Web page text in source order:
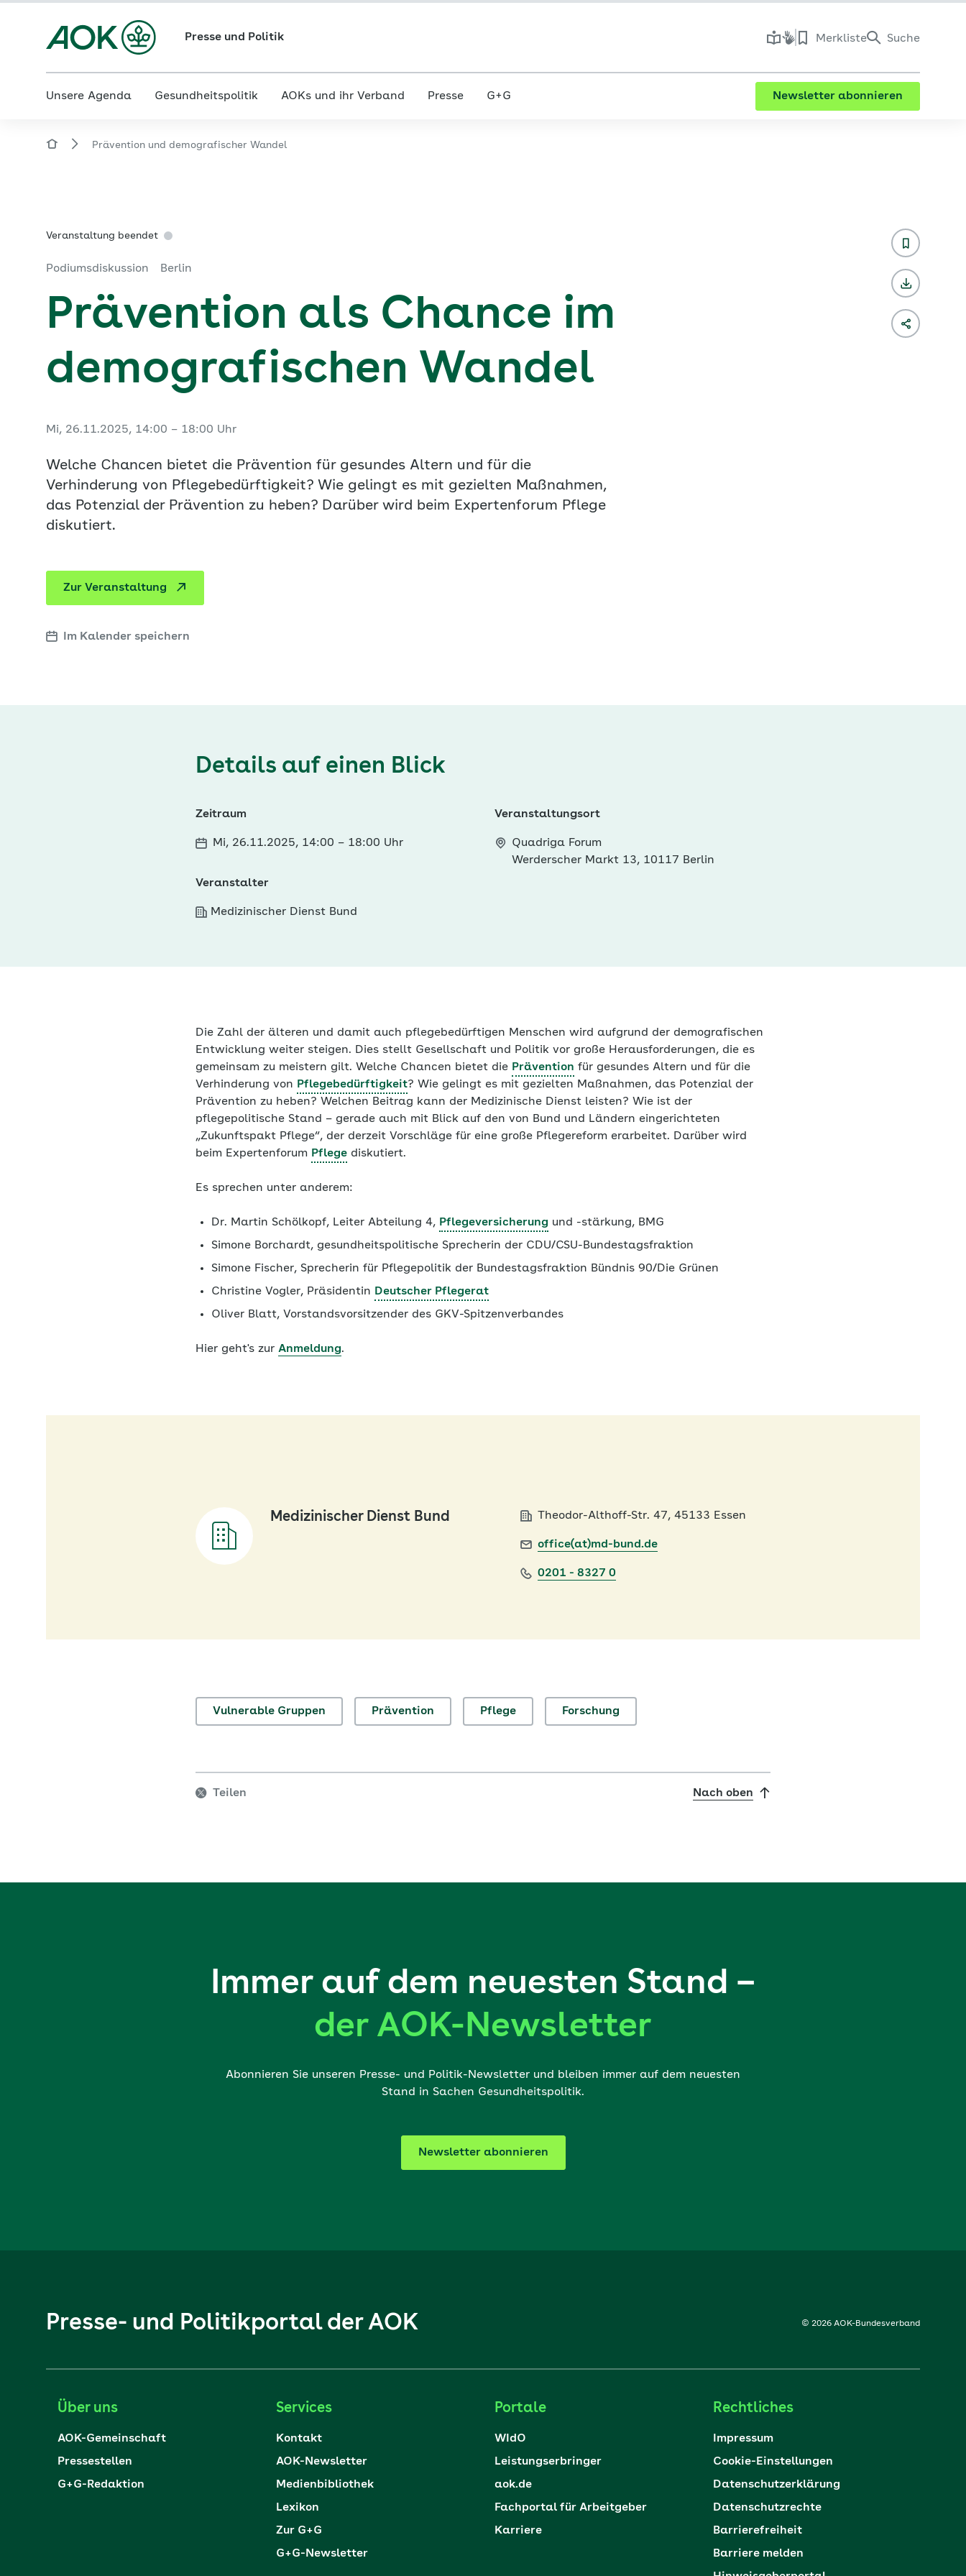
Presse und Politik Merkliste Suche
Unsere Agenda Gesundheitspolitik AOKs und ihr Verband Presse G+G Newsletter abonnieren
Prävention und demografischer Wandel
Veranstaltung beendet
Podiumsdiskussion Berlin
Prävention als Chance im
demografischen Wandel
Mi, 26.11.2025, 14:00 – 18:00 Uhr
Welche Chancen bietet die Prävention für gesundes Altern und für die
Verhinderung von Pflegebedürftigkeit? Wie gelingt es mit gezielten Maßnahmen,
das Potenzial der Prävention zu heben? Darüber wird beim Expertenforum Pflege
diskutiert.
Zur Veranstaltung
Im Kalender speichern
Details auf einen Blick
Zeitraum
Mi, 26.11.2025, 14:00 – 18:00 Uhr
Veranstalter
Medizinischer Dienst Bund
Veranstaltungsort
Quadriga Forum
Werderscher Markt 13, 10117 Berlin
Die Zahl der älteren und damit auch pflegebedürftigen Menschen wird aufgrund der demografischen
Entwicklung weiter steigen. Dies stellt Gesellschaft und Politik vor große Herausforderungen, die es
gemeinsam zu meistern gilt. Welche Chancen bietet die Prävention für gesundes Altern und für die
Verhinderung von Pflegebedürftigkeit? Wie gelingt es mit gezielten Maßnahmen, das Potenzial der
Prävention zu heben? Welchen Beitrag kann der Medizinische Dienst leisten? Wie ist der
pflegepolitische Stand – gerade auch mit Blick auf den von Bund und Ländern eingerichteten
„Zukunftspakt Pflege“, der derzeit Vorschläge für eine große Pflegereform erarbeitet. Darüber wird
beim Expertenforum Pflege diskutiert.
Es sprechen unter anderem:
Dr. Martin Schölkopf, Leiter Abteilung 4, Pflegeversicherung und -stärkung, BMG
Simone Borchardt, gesundheitspolitische Sprecherin der CDU/CSU-Bundestagsfraktion
Simone Fischer, Sprecherin für Pflegepolitik der Bundestagsfraktion Bündnis 90/Die Grünen
Christine Vogler, Präsidentin Deutscher Pflegerat
Oliver Blatt, Vorstandsvorsitzender des GKV-Spitzenverbandes
Hier geht's zur Anmeldung.
Medizinischer Dienst Bund Theodor-Althoff-Str. 47, 45133 Essen
office(at)md-bund.de
0201 - 8327 0
Vulnerable Gruppen Prävention Pflege Forschung
Teilen Nach oben
Immer auf dem neuesten Stand –
der AOK-Newsletter
Abonnieren Sie unseren Presse- und Politik-Newsletter und bleiben immer auf dem neuesten
Stand in Sachen Gesundheitspolitik.
Newsletter abonnieren
Presse- und Politikportal der AOK © 2026 AOK-Bundesverband
Über uns
AOK-Gemeinschaft
Pressestellen
G+G-Redaktion
Services
Kontakt
AOK-Newsletter
Medienbibliothek
Lexikon
Zur G+G
G+G-Newsletter
Portale
WIdO
Leistungserbringer
aok.de
Fachportal für Arbeitgeber
Karriere
Rechtliches
Impressum
Cookie-Einstellungen
Datenschutzerklärung
Datenschutzrechte
Barrierefreiheit
Barriere melden